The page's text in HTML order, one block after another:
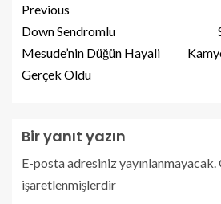
Previous
Down Sendromlu
Mesude’nin Düğün Hayali
Gerçek Oldu
Bir yanıt yazın
E-posta adresiniz yayınlanmayacak.
işaretlenmişlerdir